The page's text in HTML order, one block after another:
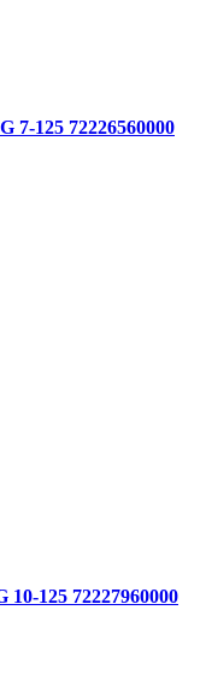
7-125 72226560000
125 72227960000